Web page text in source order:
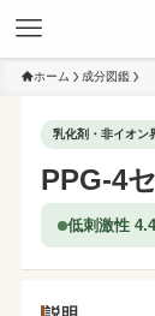
ホーム 成分図鑑
乳化剤・非イオン
PPG-4
低刺激性 4.4